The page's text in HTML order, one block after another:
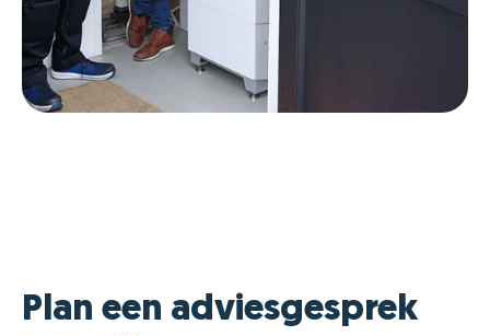
Plan een adviesgesprek